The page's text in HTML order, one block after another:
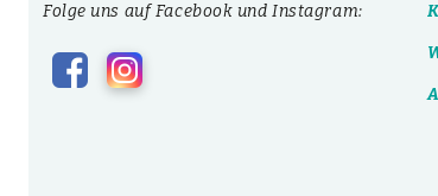
Folge uns auf Facebook und Instagram: